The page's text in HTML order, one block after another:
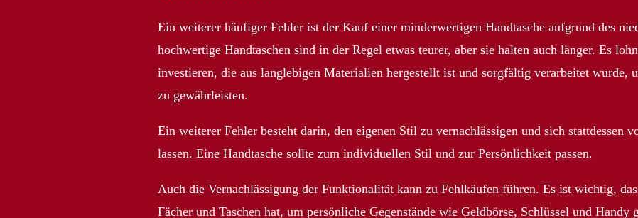
Ein weiterer häufiger Fehler ist der Kauf einer minderwertigen Handtasche aufgrund des
hochwertige Handtaschen sind in der Regel etwas teurer, aber sie halten auch länger. Es
investieren, die aus langlebigen Materialien hergestellt ist und sorgfältig verarbeitet wurde,
zu gewährleisten.
Ein weiterer Fehler besteht darin, den eigenen Stil zu vernachlässigen und sich stattdessen
lassen. Eine Handtasche sollte zum individuellen Stil und zur Persönlichkeit passen.
Auch die Vernachlässigung der Funktionalität kann zu Fehlkäufen führen. Es ist wichtig,
Fächer und Taschen hat, um persönliche Gegenstände wie Geldbörse, Schlüssel und Handy